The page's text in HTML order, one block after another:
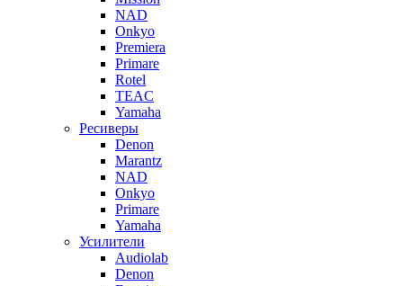
NAD
Onkyo
Premiera
Primare
Rotel
TEAC
Yamaha
Ресиверы
Denon
Marantz
NAD
Onkyo
Primare
Yamaha
Усилители
Audiolab
Denon